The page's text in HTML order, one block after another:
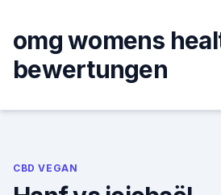
content
omg womens
bewertungen
CBD VEGAN